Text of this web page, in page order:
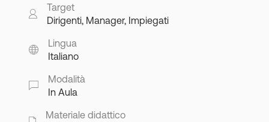
Target
Dirigenti, Manager, Impiegati
Lingua
Italiano
Modalità
In Aula
Materiale didattico